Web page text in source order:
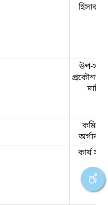
হিসাব
উপ-
কার্য